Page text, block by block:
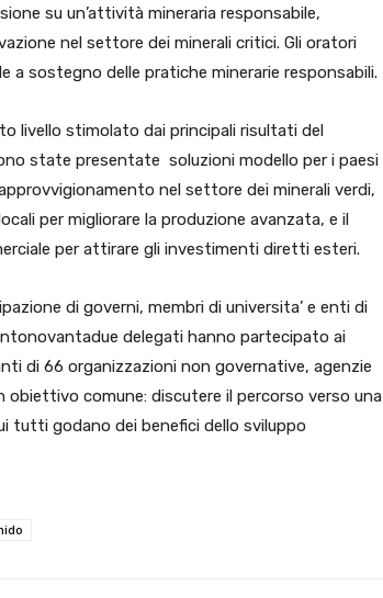
su un’attività mineraria responsabile,
nel settore dei minerali critici. Gli oratori
a sostegno delle pratiche minerarie responsabili.
livello stimolato dai principali risultati del
state presentate soluzioni modello per i paesi
nel settore dei minerali verdi,
per migliorare la produzione avanzata, e il
per attirare gli investimenti diretti esteri.
di governi, membri di universita’ e enti di
delegati hanno partecipato ai
di 66 organizzazioni non governative, agenzie
obiettivo comune: discutere il percorso verso una
tutti godano dei benefici dello sviluppo